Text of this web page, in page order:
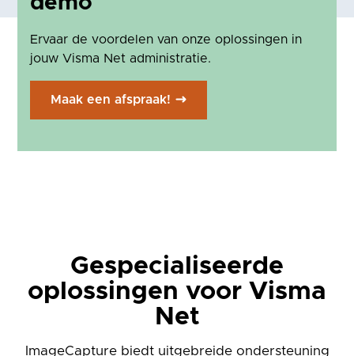
Ervaar de voordelen van onze oplossingen in
jouw Visma Net administratie.
Maak een afspraak!
Gespecialiseerde
oplossingen voor Visma
Net
ImageCapture biedt uitgebreide ondersteuning